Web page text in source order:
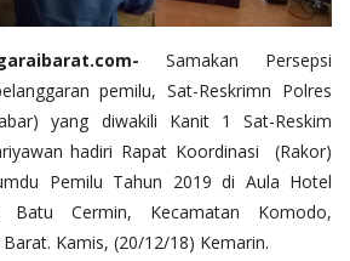
Samakan Persepsi
pemilu, Sat-Reskrimn Polres
yang diwakili Kanit 1 Sat-Reskim
hadiri Rapat Koordinasi (Rakor)
Pemilu Tahun 2019 di Aula Hotel
Cermin, Kecamatan Komodo,
Kamis, (20/12/18) Kemarin.